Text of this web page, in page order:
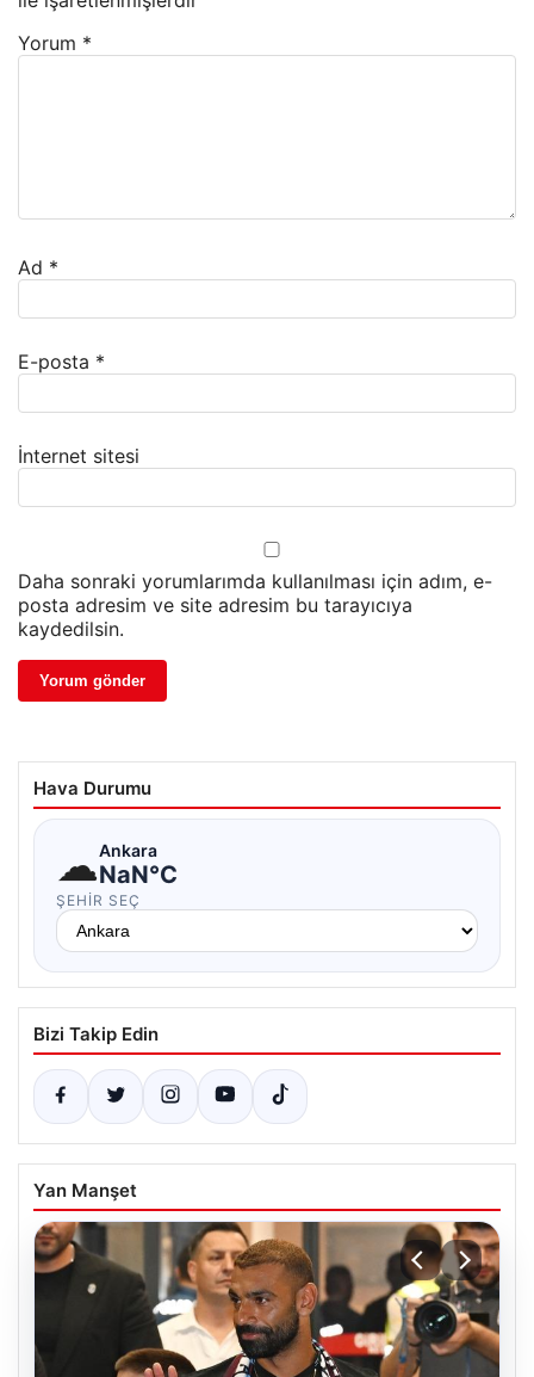
Yorum *
Ad *
E-posta *
İnternet sitesi
Daha sonraki yorumlarımda kullanılması için adım, e-
posta adresim ve site adresim bu tarayıcıya
kaydedilsin.
Hava Durumu
☁Ankara
NaN°C
ŞEHIR SEÇ
Bizi Takip Edin
Yan Manşet